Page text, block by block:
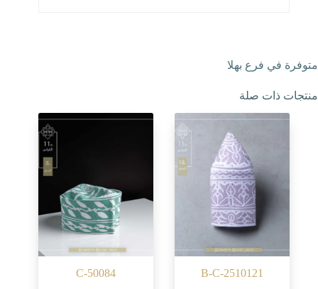
متوفرة في فرع بهلا
منتجات ذات صلة
B-C-2510121
C-50084